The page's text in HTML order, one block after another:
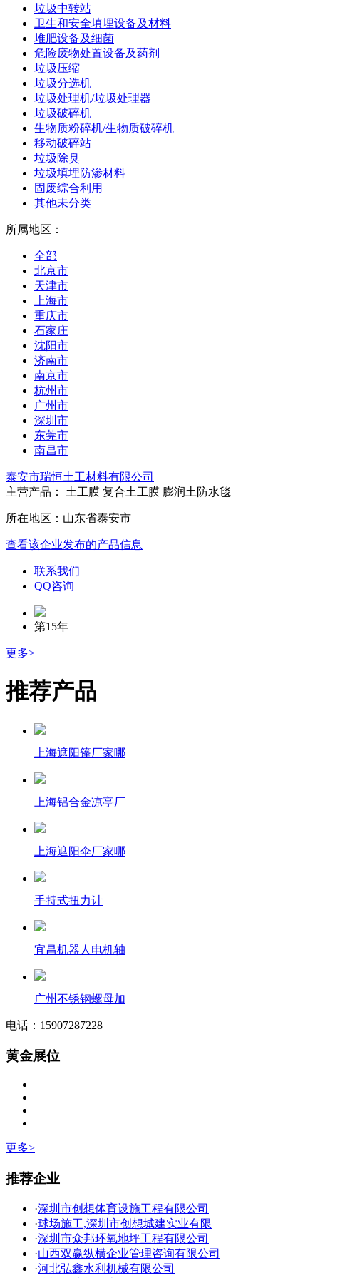
垃圾中转站
卫生和安全填埋设备及材料
堆肥设备及细菌
危险废物处置设备及药剂
垃圾压缩
垃圾分选机
垃圾处理机/垃圾处理器
垃圾破碎机
生物质粉碎机/生物质破碎机
移动破碎站
垃圾除臭
垃圾填埋防渗材料
固废综合利用
其他未分类
所属地区：
全部
北京市
天津市
上海市
重庆市
石家庄
沈阳市
济南市
南京市
杭州市
广州市
深圳市
东莞市
南昌市
泰安市瑞恒土工材料有限公司
主营产品： 土工膜 复合土工膜 膨润土防水毯
所在地区：山东省泰安市
查看该企业发布的产品信息
联系我们
QQ咨询
第15年
更多>
推荐产品
上海遮阳篷厂家哪
上海铝合金凉亭厂
上海遮阳伞厂家哪
手持式扭力计
宜昌机器人电机轴
广州不锈钢螺母加
电话：15907287228
黄金展位
更多>
推荐企业
·深圳市创想体育设施工程有限公司
·球场施工,深圳市创想城建实业有限
·深圳市众邦环氧地坪工程有限公司
·山西双赢纵横企业管理咨询有限公司
·河北弘鑫水利机械有限公司